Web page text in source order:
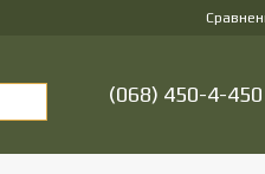
(068) 450-4-450